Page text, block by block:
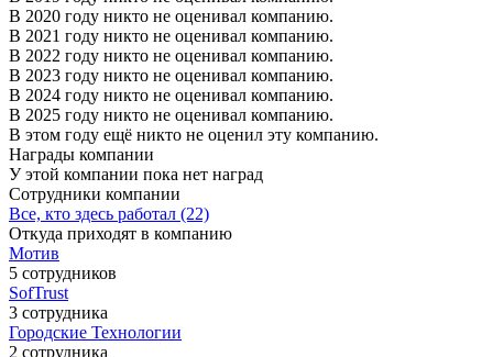
В 2020 году никто не оценивал компанию.
В 2021 году никто не оценивал компанию.
В 2022 году никто не оценивал компанию.
В 2023 году никто не оценивал компанию.
В 2024 году никто не оценивал компанию.
В 2025 году никто не оценивал компанию.
В этом году ещё никто не оценил эту компанию.
Награды компании
У этой компании пока нет наград
Сотрудники компании
Все, кто здесь работал (22)
Откуда приходят в компанию
Мотив
5 сотрудников
SofTrust
3 сотрудника
Городские Технологии
2 сотрудника